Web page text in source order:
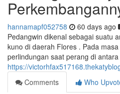
hannamapf052758 60 days ago
Pedangwin dikenal sebagai suatu
kuno di daerah Flores . Pada
perlindungan saat perang di
https://
Comments
Who